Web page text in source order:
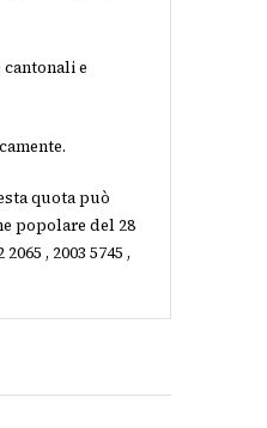
e
quota può
popolare del 28
, 2003 5745 ,